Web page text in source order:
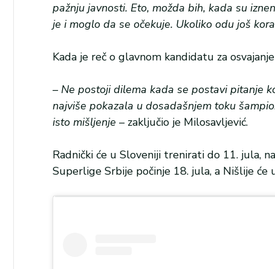
pažnju javnosti. Eto, možda bih, kada su
je i moglo da se očekuje. Ukoliko odu još
Kada je reč o glavnom kandidatu za
– Ne postoji dilema kada se postavi pitanje
najviše pokazala u dosadašnjem toku
isto mišljenje – zaključio je Milosavljević.
Radnički će u Sloveniji trenirati do 11. jula,
Superlige Srbije počinje 18. jula, a Nišlije